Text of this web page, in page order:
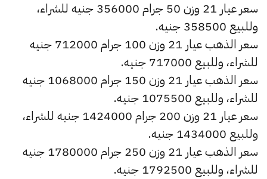
سعر عيار 21 وزن 50 جرام 356000 جنيه للشراء،
وللبيع 358500 جنيه.
سعر الذهب عيار 21 وزن 100 جرام 712000 جنيه
للشراء، وللبيع 717000 جنيه.
سعر الذهب عيار 21 وزن 150 جرام 1068000 جنيه
للشراء، وللبيع 1075500 جنيه.
سعر عيار 21 وزن 200 جرام 1424000 جنيه للشراء،
وللبيع 1434000 جنيه.
سعر الذهب عيار 21 وزن 250 جرام 1780000 جنيه
للشراء، وللبيع 1792500 جنيه.